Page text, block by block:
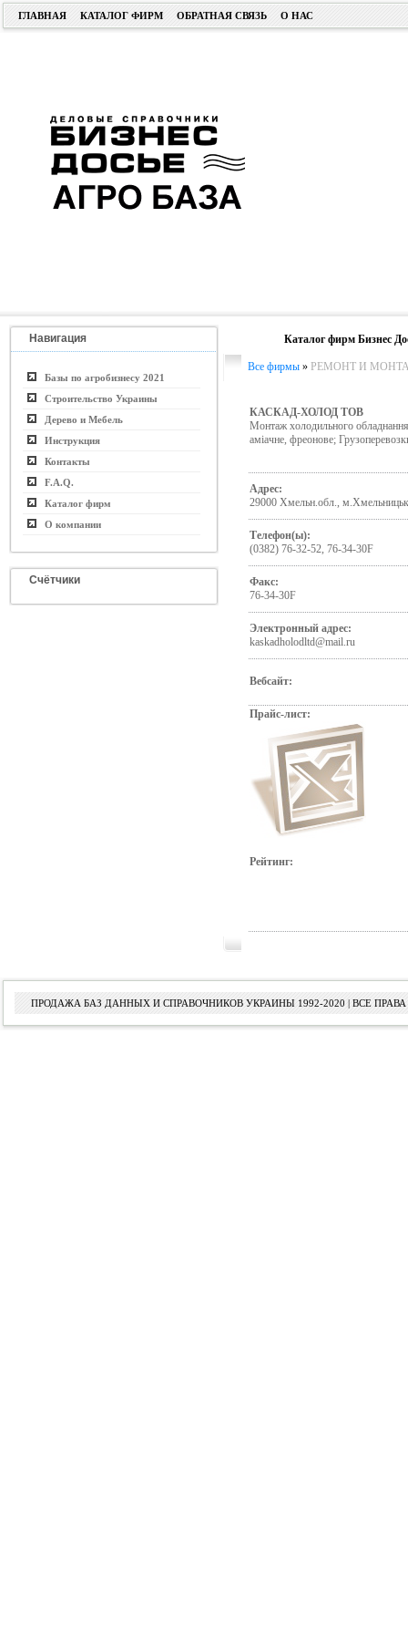
ГЛАВНАЯ КАТАЛОГ ФИРМ ОБРАТНАЯ СВЯЗЬ О НАС
Навигация
Базы по агробизнесу 2021
Строительство Украины
Дерево и Мебель
Инструкция
Контакты
F.A.Q.
Каталог фирм
О компании
Счётчики
Каталог фирм Бизнес
Все фирмы » РЕМОНТ И
КАСКАД-ХОЛОД ТОВ
Монтаж холодильного
аміачне, фреонове;
Адрес:
29000 Хмельн.обл.,
Телефон(ы):
(0382) 76-32-52, 76-34-30F
Факс:
76-34-30F
Электронный адрес:
kaskadholodltd@mail.ru
Вебсайт:
Прайс-лист:
Рейтинг:
ПРОДАЖА БАЗ ДАННЫХ И СПРАВОЧНИКОВ УКРАИНЫ 1992-2020 | ВСЕ